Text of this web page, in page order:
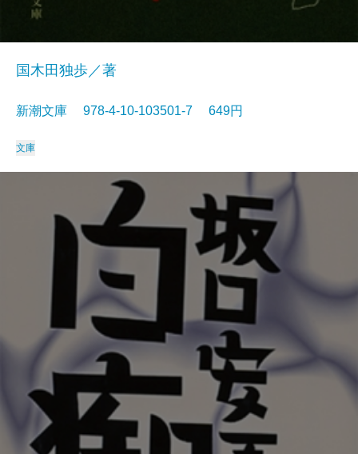
国木田独歩／著
新潮文庫 978-4-10-103501-7 649円
文庫